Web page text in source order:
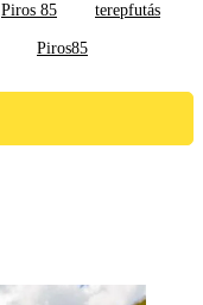
Piros 85 terepfutás
Piros85